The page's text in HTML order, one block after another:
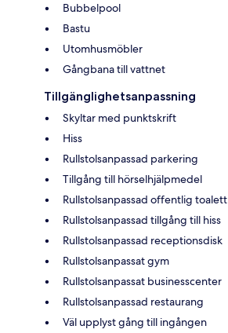
Bubbelpool
Bastu
Utomhusmöbler
Gångbana till vattnet
Tillgänglighetsanpassning
Skyltar med punktskrift
Hiss
Rullstolsanpassad parkering
Tillgång till hörselhjälpmedel
Rullstolsanpassad offentlig toalett
Rullstolsanpassad tillgång till hiss
Rullstolsanpassad receptionsdisk
Rullstolsanpassat gym
Rullstolsanpassat businesscenter
Rullstolsanpassad restaurang
Väl upplyst gång till ingången